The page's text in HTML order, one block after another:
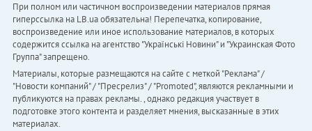
При полном или частичном воспроизведении материалов прямая
гиперссылка на LB.ua обязательна! Перепечатка, копирование,
воспроизведение или иное использование материалов, в которых
содержится ссылка на агентство "Українськi Новини" и "Украинская Фото
Группа" запрещено.
Материалы, которые размещаются на сайте с меткой "Реклама" /
"Новости компаний" / "Пресрелиз" / "Promoted", являются рекламными и
публикуются на правах рекламы. , однако редакция участвует в
подготовке этого контента и разделяет мнения, высказанные в этих
материалах.